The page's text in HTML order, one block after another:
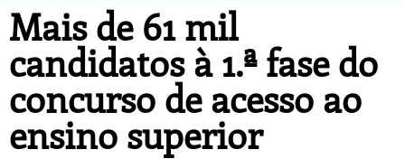
Mais de 61 mil
candidatos à 1.ª fase do
concurso de acesso ao
ensino superior